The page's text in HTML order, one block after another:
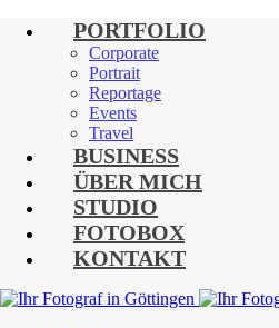
PORTFOLIO
Corporate
Portrait
Reportage
Events
Travel
BUSINESS
ÜBER MICH
STUDIO
FOTOBOX
KONTAKT